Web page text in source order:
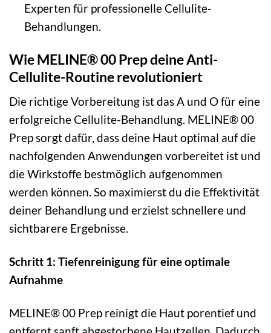
Experten für professionelle Cellulite-
Behandlungen.
Wie MELINE® 00 Prep deine Anti-
Cellulite-Routine revolutioniert
Die richtige Vorbereitung ist das A und O für eine
erfolgreiche Cellulite-Behandlung. MELINE® 00
Prep sorgt dafür, dass deine Haut optimal auf die
nachfolgenden Anwendungen vorbereitet ist und
die Wirkstoffe bestmöglich aufgenommen
werden können. So maximierst du die Effektivität
deiner Behandlung und erzielst schnellere und
sichtbarere Ergebnisse.
Schritt 1: Tiefenreinigung für eine optimale
Aufnahme
MELINE® 00 Prep reinigt die Haut porentief und